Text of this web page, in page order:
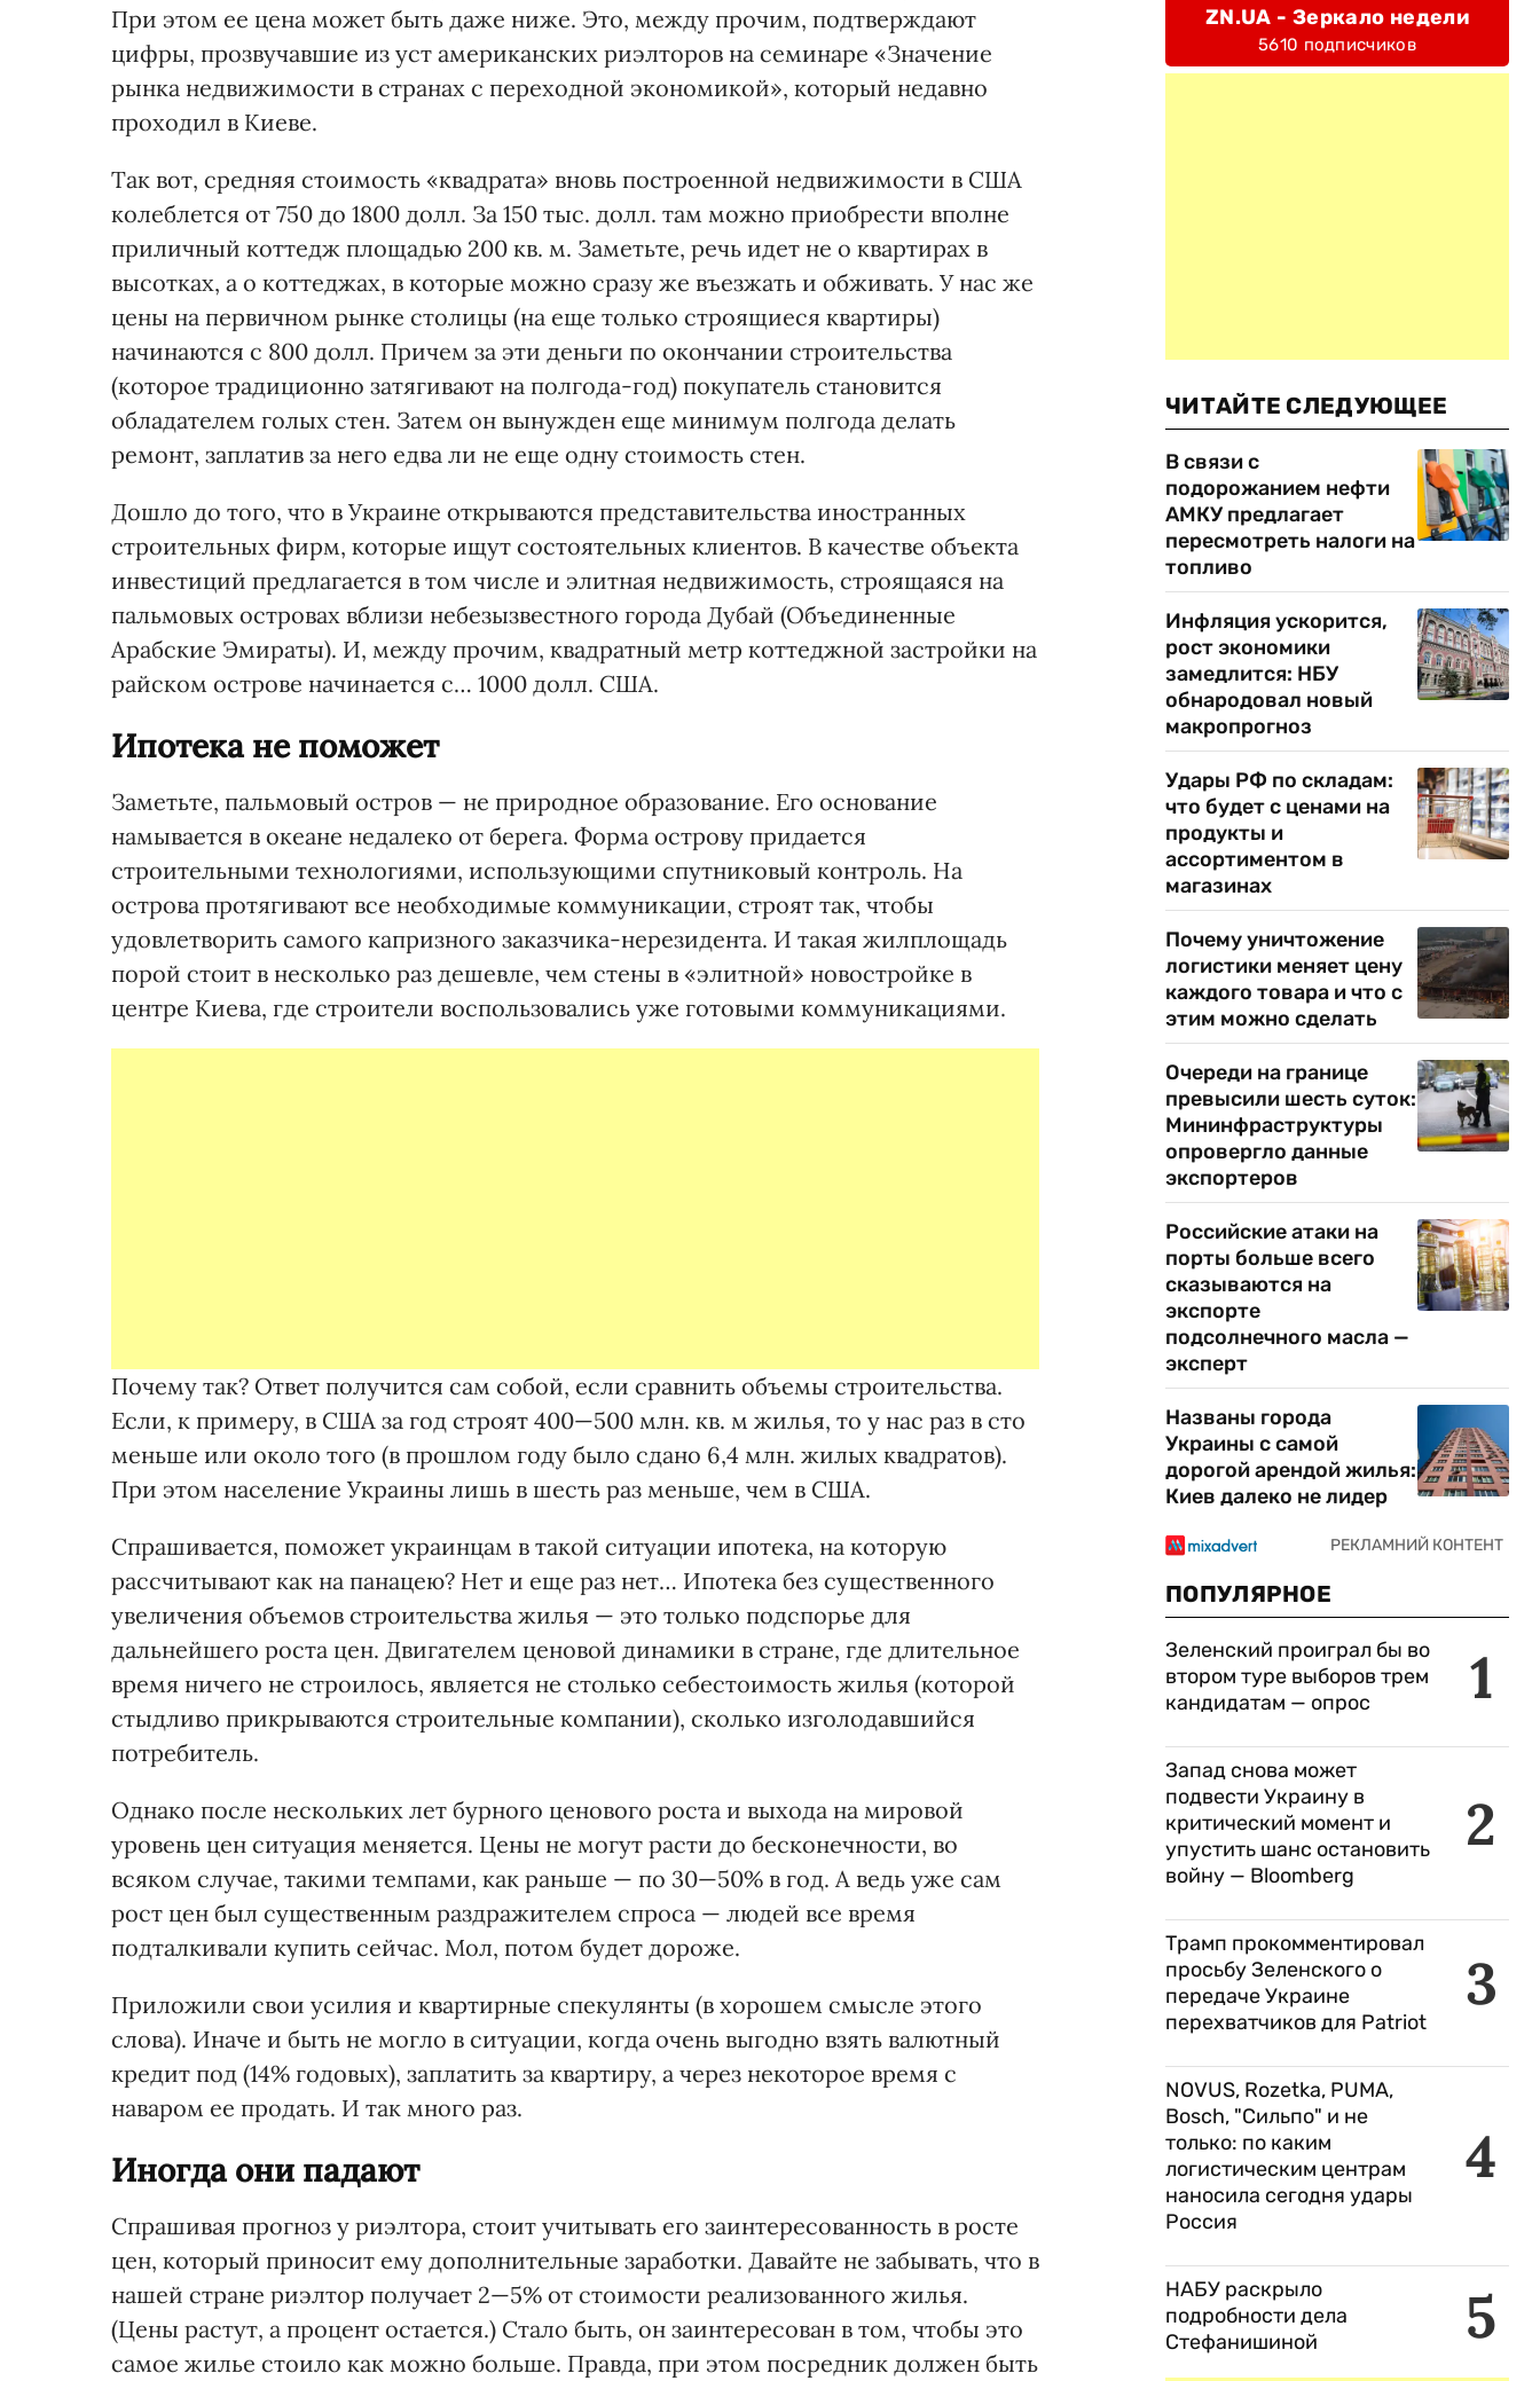
При этом ее цена может быть даже ниже. Это, между прочим, подтверждают
цифры, прозвучавшие из уст американских риэлторов на семинаре «Значение
рынка недвижимости в странах с переходной экономикой», который недавно
проходил в Киеве.
Так вот, средняя стоимость «квадрата» вновь построенной недвижимости в США
колеблется от 750 до 1800 долл. За 150 тыс. долл. там можно приобрести вполне
приличный коттедж площадью 200 кв. м. Заметьте, речь идет не о квартирах в
высотках, а о коттеджах, в которые можно сразу же въезжать и обживать. У нас же
цены на первичном рынке столицы (на еще только строящиеся квартиры)
начинаются с 800 долл. Причем за эти деньги по окончании строительства
(которое традиционно затягивают на полгода-год) покупатель становится
обладателем голых стен. Затем он вынужден еще минимум полгода делать
ремонт, заплатив за него едва ли не еще одну стоимость стен.
Дошло до того, что в Украине открываются представительства иностранных
строительных фирм, которые ищут состоятельных клиентов. В качестве объекта
инвестиций предлагается в том числе и элитная недвижимость, строящаяся на
пальмовых островах вблизи небезызвестного города Дубай (Объединенные
Арабские Эмираты). И, между прочим, квадратный метр коттеджной застройки на
райском острове начинается с… 1000 долл. США.
Ипотека не поможет
Заметьте, пальмовый остров — не природное образование. Его основание
намывается в океане недалеко от берега. Форма острову придается
строительными технологиями, использующими спутниковый контроль. На
острова протягивают все необходимые коммуникации, строят так, чтобы
удовлетворить самого капризного заказчика-нерезидента. И такая жилплощадь
порой стоит в несколько раз дешевле, чем стены в «элитной» новостройке в
центре Киева, где строители воспользовались уже готовыми коммуникациями.
Почему так? Ответ получится сам собой, если сравнить объемы строительства.
Если, к примеру, в США за год строят 400—500 млн. кв. м жилья, то у нас раз в сто
меньше или около того (в прошлом году было сдано 6,4 млн. жилых квадратов).
При этом население Украины лишь в шесть раз меньше, чем в США.
Спрашивается, поможет украинцам в такой ситуации ипотека, на которую
рассчитывают как на панацею? Нет и еще раз нет… Ипотека без существенного
увеличения объемов строительства жилья — это только подспорье для
дальнейшего роста цен. Двигателем ценовой динамики в стране, где длительное
время ничего не строилось, является не столько себестоимость жилья (которой
стыдливо прикрываются строительные компании), сколько изголодавшийся
потребитель.
Однако после нескольких лет бурного ценового роста и выхода на мировой
уровень цен ситуация меняется. Цены не могут расти до бесконечности, во
всяком случае, такими темпами, как раньше — по 30—50% в год. А ведь уже сам
рост цен был существенным раздражителем спроса — людей все время
подталкивали купить сейчас. Мол, потом будет дороже.
Приложили свои усилия и квартирные спекулянты (в хорошем смысле этого
слова). Иначе и быть не могло в ситуации, когда очень выгодно взять валютный
кредит под (14% годовых), заплатить за квартиру, а через некоторое время с
наваром ее продать. И так много раз.
Иногда они падают
Спрашивая прогноз у риэлтора, стоит учитывать его заинтересованность в росте
цен, который приносит ему дополнительные заработки. Давайте не забывать, что в
нашей стране риэлтор получает 2—5% от стоимости реализованного жилья.
(Цены растут, а процент остается.) Стало быть, он заинтересован в том, чтобы это
самое жилье стоило как можно больше. Правда, при этом посредник должен быть
ZN.UA - Зеркало недели
5610 подписчиков
ЧИТАЙТЕ СЛЕДУЮЩЕЕ
В связи с
подорожанием нефти
АМКУ предлагает
пересмотреть налоги на
топливо
Инфляция ускорится,
рост экономики
замедлится: НБУ
обнародовал новый
макропрогноз
Удары РФ по складам:
что будет с ценами на
продукты и
ассортиментом в
магазинах
Почему уничтожение
логистики меняет цену
каждого товара и что с
этим можно сделать
Очереди на границе
превысили шесть суток:
Мининфраструктуры
опровергло данные
экспортеров
Российские атаки на
порты больше всего
сказываются на
экспорте
подсолнечного масла —
эксперт
Названы города
Украины с самой
дорогой арендой жилья:
Киев далеко не лидер
ПОПУЛЯРНОЕ
1
Зеленский проиграл бы во
втором туре выборов трем
кандидатам — опрос
2
Запад снова может
подвести Украину в
критический момент и
упустить шанс остановить
войну — Bloomberg
3
Трамп прокомментировал
просьбу Зеленского о
передаче Украине
перехватчиков для Patriot
4
NOVUS, Rozetka, PUMA,
Bosch, "Сильпо" и не
только: по каким
логистическим центрам
наносила сегодня удары
Россия
5
НАБУ раскрыло
подробности дела
Стефанишиной